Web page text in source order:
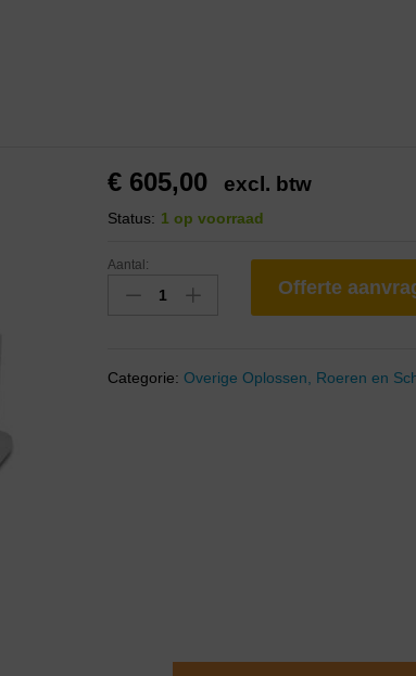
€ 605,00 excl. btw
Status: 1 op voorraad
Aantal:
Offerte
Categorie:Overige Oplossen, Roeren en